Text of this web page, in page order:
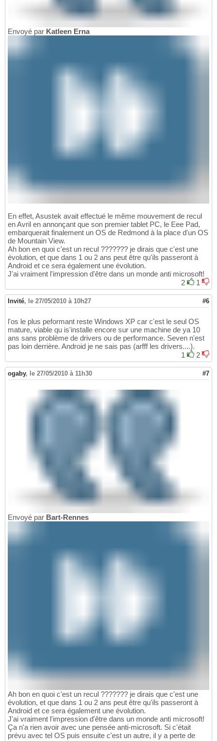
Envoyé par Katleen Erna
En effet, Asustek avait effectué le même mouvement de recul
en Avril en annonçant que son premier tablet PC, le Eee Pad,
embarquerait finalement un OS de Redmond à la place d'un OS
de Mountain View.
Ah bon en quoi c'est un recul ??????? je dirais que c'est une
évolution, et que dans 1 ou 2 ans peut être qu'ils passeront à
Android et ce sera également une évolution.
J'ai vraiment l'impression d'être dans un monde anti microsoft!
2
1
Invité, le 27/05/2010 à 10h27 #6
l'os le plus peformant reste Windows XP car c'est le seul OS
mature, viable qu is'installe encore sur une machine de ya 10
ans sans problème de drivers ou de performance. Seven n'est
pas loin derrière. Android je ne sais pas (arfff les drivers....).
1
2
ogaby, le 27/05/2010 à 11h30 #7
Envoyé par Bart-Rennes
Ah bon en quoi c'est un recul ??????? je dirais que c'est une
évolution, et que dans 1 ou 2 ans peut être qu'ils passeront à
Android et ce sera également une évolution.
J'ai vraiment l'impression d'être dans un monde anti microsoft!
Ça n'a rien avoir avec une pensée anti-microsoft. Si c'était
prévu avec tel OS puis ensuite c'est un autre, il y a perte de